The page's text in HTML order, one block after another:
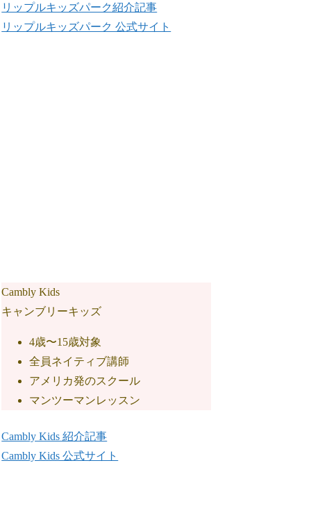
リップルキッズパーク紹介記事
リップルキッズパーク 公式サイト
Cambly Kids
キャンブリーキッズ
4歳〜15歳対象
全員ネイティブ講師
アメリカ発のスクール
マンツーマンレッスン
Cambly Kids 紹介記事
Cambly Kids 公式サイト